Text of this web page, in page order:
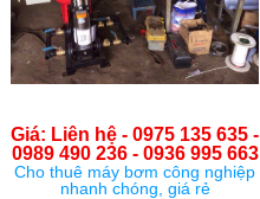
Giá: Liên hệ - 0975 135 635 -
0989 490 236 - 0936 995 663
Cho thuê máy bơm công nghiệp
nhanh chóng, giá rẻ